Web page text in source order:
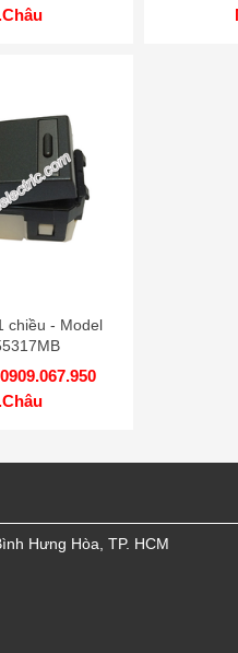
chiều - Model
Hưng Hòa, TP. HCM